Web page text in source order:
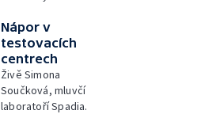
Nápor v
testovacích
centrech
Živě Simona
Součková, mluvčí
laboratoří Spadia.